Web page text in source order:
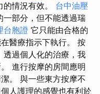
情況有效。 台中油壓
一部分，但不能透過瑞
台胞證 它只能由合格的
醫療指示下執行。 按
透過個人化的治療，我
進行按摩的房間應明
。 與一些東方按摩不
人護理的感覺也有利於